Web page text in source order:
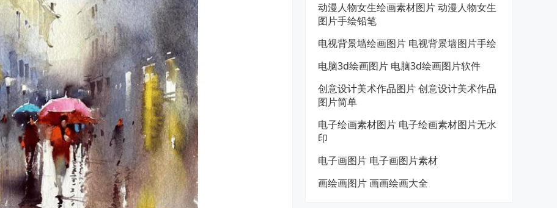
动漫人物女生绘画素材图片 动漫人物女生
图片手绘铅笔
电视背景墙绘画图片 电视背景墙图片手绘
电脑3d绘画图片 电脑3d绘画图片软件
创意设计美术作品图片 创意设计美术作品
图片简单
电子绘画素材图片 电子绘画素材图片无水
印
电子画图片 电子画图片素材
画绘画图片 画画绘画大全